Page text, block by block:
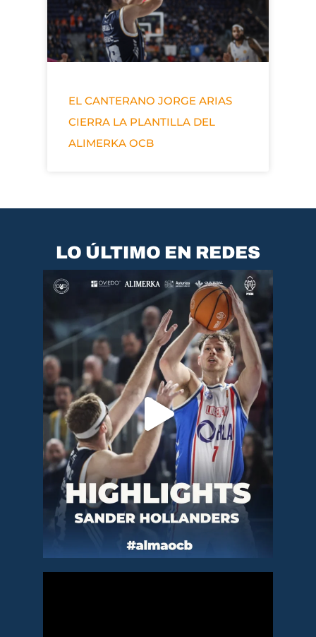
EL CANTERANO JORGE ARIAS
CIERRA LA PLANTILLA DEL
ALIMERKA OCB
LO ÚLTIMO EN REDES